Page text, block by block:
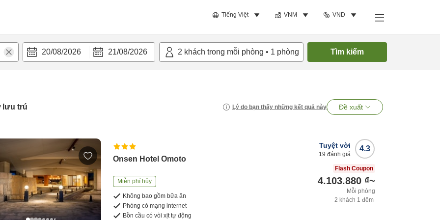
Tiếng Việt VNM VND
20/08/2026 21/08/2026 2 khách trong mỗi phòng • 1 phòng Tìm kiếm
lưu trú Lý do bạn thấy những kết quả này Đề xuất
Onsen Hotel Omoto
Miễn phí hủy
Không bao gồm bữa ăn
Phòng có mạng internet
Bồn cầu có vòi xịt tự động
4.3
Tuyệt vời
19 đánh giá
Flash Coupon
4.103.880 ₫~
Mỗi phòng
2 khách 1 đêm